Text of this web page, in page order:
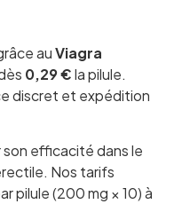
auViagra
0,29 €la pilule.
discret et expédition
efficacité dans le
Nos tarifs
pilule (200 mg × 10) à